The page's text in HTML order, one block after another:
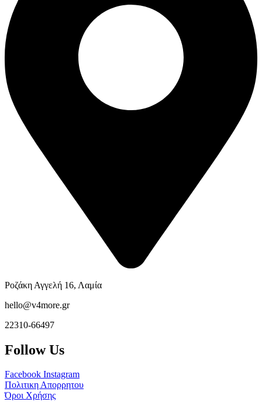
Ροζάκη Αγγελή 16, Λαμία
hello@v4more.gr
22310-66497
Follow Us
Facebook Instagram
Πολιτικη Απορρητου
Όροι Χρήσης